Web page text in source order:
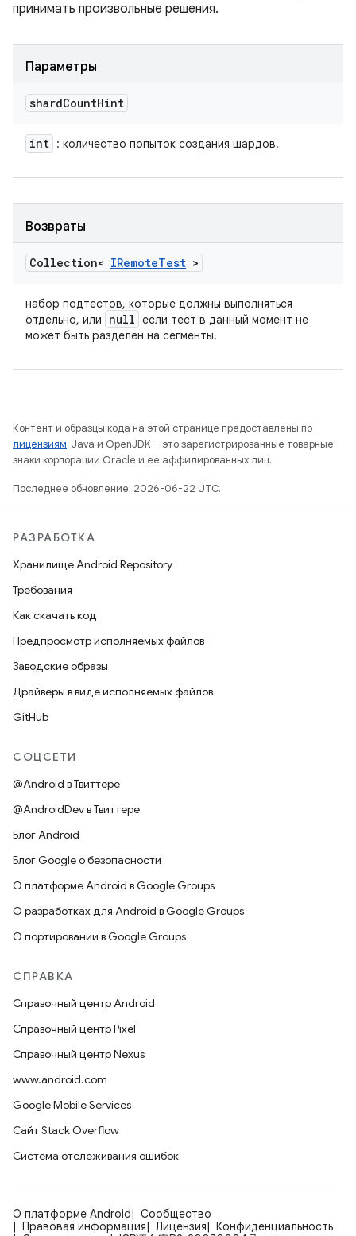
принимать произвольные решения.
Параметры
shardCountHint
int : количество попыток создания шардов.
Возвраты
Collection< IRemoteTest >
набор подтестов, которые должны выполняться
отдельно, или
null если тест в данный момент не
может быть разделен на сегменты.
Контент и образцы кода на этой странице предоставлены по
лицензиям. Java и OpenJDK – это зарегистрированные товарные
знаки корпорации Oracle и ее аффилированных лиц.
Последнее обновление: 2026-06-22 UTC.
РАЗРАБОТКА
Хранилище Android Repository
Требования
Как скачать код
Предпросмотр исполняемых файлов
Заводские образы
Драйверы в виде исполняемых файлов
GitHub
СОЦСЕТИ
@Android в Твиттере
@AndroidDev в Твиттере
Блог Android
Блог Google о безопасности
О платформе Android в Google Groups
О разработках для Android в Google Groups
О портировании в Google Groups
СПРАВКА
Справочный центр Android
Справочный центр Pixel
Справочный центр Nexus
www.android.com
Google Mobile Services
Сайт Stack Overflow
Система отслеживания ошибок
О платформе Android
Сообщество
Правовая информация
Лицензия
Конфиденциальность